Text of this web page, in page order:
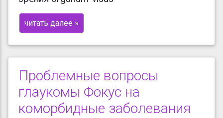
читать далее »
Проблемные вопросы
глаукомы Фокус на
коморбидные заболевания